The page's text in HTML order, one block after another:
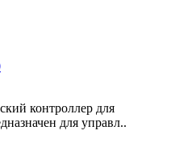
контроллер для
для управл..